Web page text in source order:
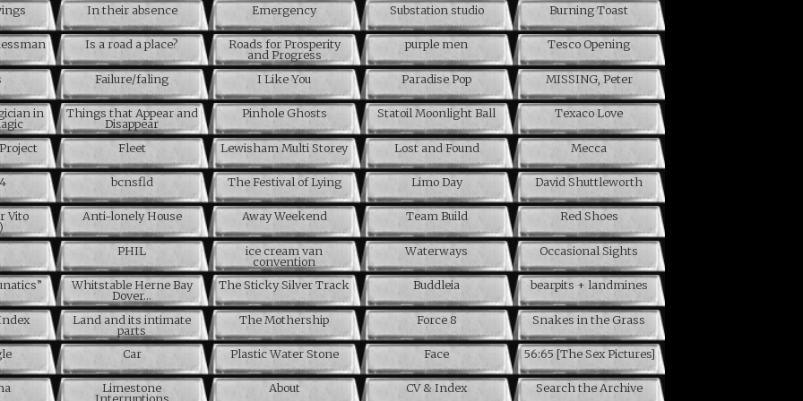
In their absence Emergency Substation studio Burning Toast
Is a road a place? Roads for Prosperity
and Progress
purple men Tesco Opening
Failure/faling I Like You Paradise Pop MISSING, Peter
in Things that Appear and
Disappear
Pinhole Ghosts Statoil Moonlight Ball Texaco Love
Fleet Lewisham Multi Storey Lost and Found Mecca
bcnsfld The Festival of Lying Limo Day David Shuttleworth
Vito Anti-lonely House Away Weekend Team Build Red Shoes
PHIL ice cream van
convention
Waterways Occasional Sights
Whitstable Herne Bay
Dover…
The Sticky Silver Track Buddleia bearpits + landmines
Land and its intimate
parts
The Mothership Force 8 Snakes in the Grass
Car Plastic Water Stone Face 56:65 [The Sex Pictures]
Limestone About CV & Index Search the Archive